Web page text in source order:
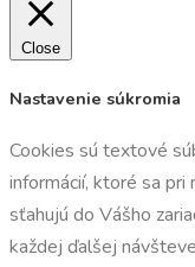
Close
Nastavenie súkromia
Cookies sú textové
informácií, ktoré sa
sťahujú do Vášho
každej ďalšej